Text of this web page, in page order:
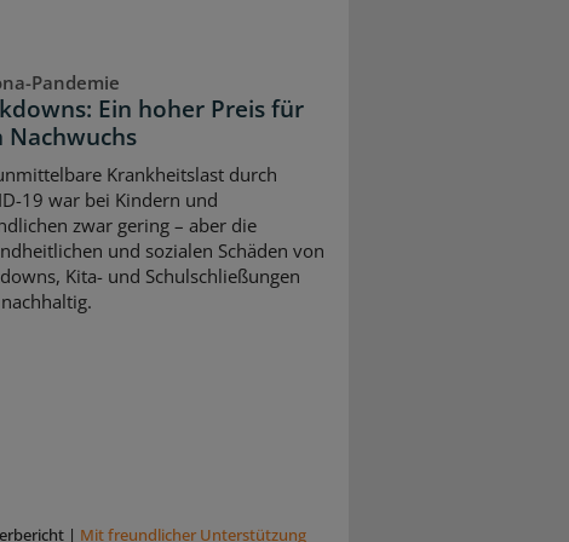
Pandemie
Ein hoher Preis für
Nachwuchs
Krankheitslast durch
19 war bei Kindern und
zwar gering – aber die
und sozialen Schäden von
Kita- und Schulschließungen
| Mit freundlicher Unterstützung